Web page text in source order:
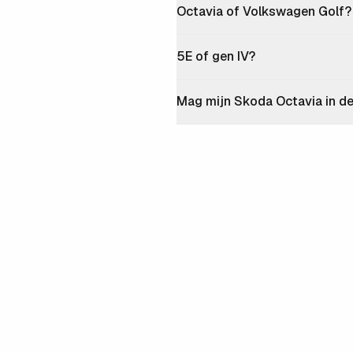
Octavia of Volkswagen Golf?
5E of gen IV?
Mag mijn Skoda Octavia in